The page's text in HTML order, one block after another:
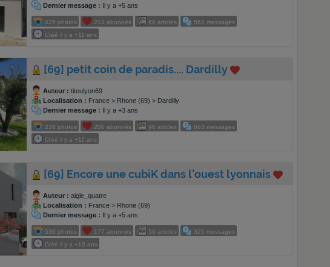
Dernier message : Il y a +5 ans
425 photos 213 abonnés 60 articles 562 messages
Créé il y a +11 ans
[69] petit coin de paradis.... Dardilly
Auteur : titoulyon69
Localisation : France > Rhone (69) > Dardilly
Dernier message : Il y a +3 ans
238 photos 200 abonnés 96 articles 663 messages
Créé il y a +11 ans
[69] Encore une cubiK dans l'ouest lyonnais
Auteur : aigle_quatre
Localisation : France > Rhone (69)
Dernier message : Il y a +5 ans
530 photos 177 abonnés 50 articles 325 messages
Créé il y a +10 ans